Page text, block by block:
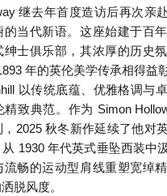
继去年首度造访后再次亲
的当代新语。这座始建于百
绅士俱乐部，其浓厚的历史
年的英伦美学传承相得益
以传统底蕴、优雅格调与
精致典范。作为 Simon
2025 秋冬新作延续了他对
1930 年代英式垂坠西装中
流畅的运动型肩线重塑宽绰
脱风度。